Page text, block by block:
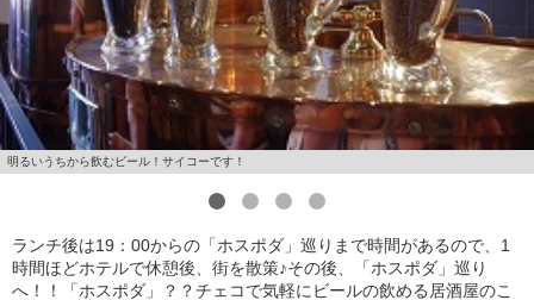
明るいうちから飲むビール！サイコーです！
ランチ後は19：00からの「ホスポダ」巡りまで時間があるので、1
時間ほどホテルで休憩後、街を散策♪その後、「ホスポダ」巡り
へ！！「ホスポダ」？？チェコで気軽にビールの飲める居酒屋のこ